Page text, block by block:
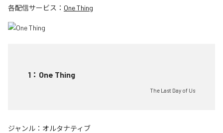
各配信サービス： One Thing
1 ： One Thing
The Last Day of Us
ジャンル： オルタナティブ